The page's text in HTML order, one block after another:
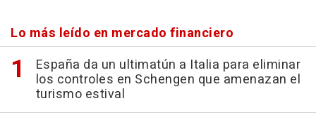
Lo más leído en mercado financiero
España da un ultimatún a Italia para eliminar
los controles en Schengen que amenazan el
turismo estival